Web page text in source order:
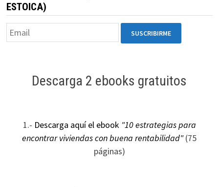
ESTOICA)
Descarga 2 ebooks gratuitos
1.- Descarga aquí el ebook "10 estrategias para
encontrar viviendas con buena rentabilidad"(75
páginas)
Marketing
Al compartir tus
intereses y
nuestro sitio,
aumentas la
personalizados.